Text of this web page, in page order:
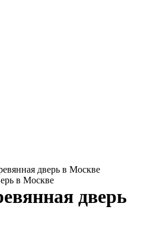
дверь в Москве
дверь